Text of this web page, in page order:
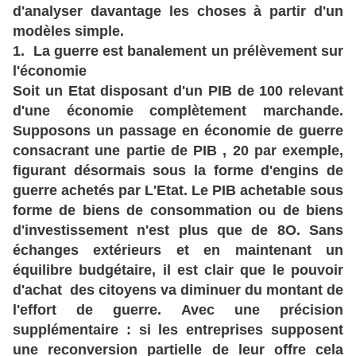
d'analyser davantage les choses à partir d'un
modèles simple.
1. La guerre est banalement un prélèvement sur
l'économie
Soit un Etat disposant d'un PIB de 100 relevant
d'une économie complètement marchande.
Supposons un passage en économie de guerre
consacrant une partie de PIB , 20 par exemple,
figurant désormais sous la forme d'engins de
guerre achetés par L'Etat. Le PIB achetable sous
forme de biens de consommation ou de biens
d'investissement n'est plus que de 8O. Sans
échanges extérieurs et en maintenant un
équilibre budgétaire, il est clair que le pouvoir
d'achat des citoyens va diminuer du montant de
l'effort de guerre. Avec une précision
supplémentaire : si les entreprises supposent
une reconversion partielle de leur offre cela